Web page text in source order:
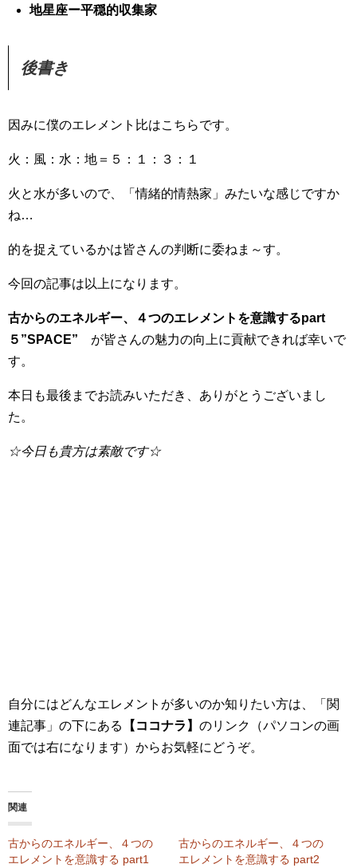
地星座ー平穏的収集家
後書き
因みに僕のエレメント比はこちらです。
火：風：水：地＝５：１：３：１
火と水が多いので、「情緒的情熱家」みたいな感じですか
ね…
的を捉えているかは皆さんの判断に委ねま～す。
今回の記事は以上になります。
古からのエネルギー、４つのエレメントを意識するpart
５”SPACE” が皆さんの魅力の向上に貢献できれば幸いで
す。
本日も最後までお読みいただき、ありがとうございまし
た。
☆今日も貴方は素敵です☆
自分にはどんなエレメントが多いのか知りたい方は、「関
連記事」の下にある
【ココナラ】 のリンク（パソコンの画
面では右になります）からお気軽にどうぞ。
関連
古からのエネルギー、４つの
エレメントを意識する part1
古からのエネルギー、４つの
エレメントを意識する part2